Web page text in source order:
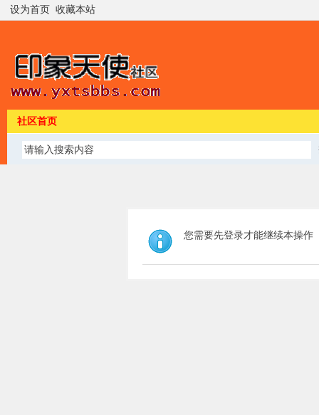
设为首页 收藏本站
社区首页
您需要先登录才能继续本操作